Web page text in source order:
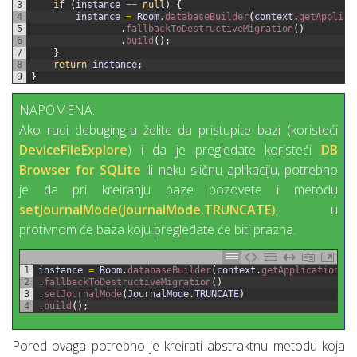
3
4
5
6
7
8
9
if ( instance == null )
{
instance = Room.databaseBuilder( context .
. fallbackToDestructiveMigration ( )
. build ( ) ;
}
return instance;
}
NAPOMENA:
Ako radi debuging-a želite da pristupite bazi (koristeći
DeviceFileExplore) i da je pregledate koristeći DB
Browser for SQLite ili neku sličnu aplikaciju, potrebno
je da pri kreiranju baze pozovete i metodu
setJournalMode(JournalMode.TRUNCATE), u
protivnom će baza koju pregledate će biti prazna.
1
2
3
4
instance = Room.databaseBuilder( context .
. fallbackToDestructiveMigration ( )
. setJournalMode(JournalMode.TRUNCATE)
. build ( ) ;
Pored ovaga potrebno je kreirati abstraktnu metodu koja